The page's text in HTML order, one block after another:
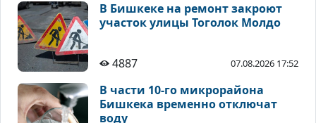
В Бишкеке на ремонт закроют
участок улицы Тоголок Молдо
4887 07.08.2026 17:52
В части 10-го микрорайона
Бишкека временно отключат
воду